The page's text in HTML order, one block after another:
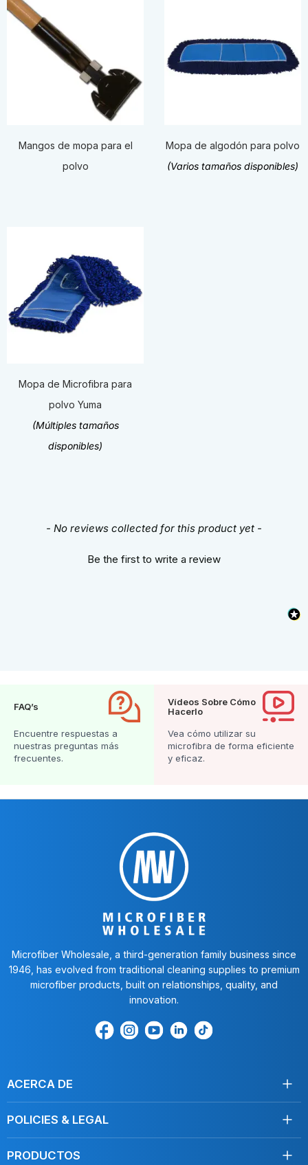
Mangos de mopa para el
polvo
Mopa de algodón para polvo
(Varios tamaños disponibles)
Mopa de Microfibra para
polvo Yuma
(Múltiples tamaños
disponibles)
- No reviews collected for this product yet -
Be the first to write a review
New content loaded
FAQ’s
Encuentre respuestas a
nuestras preguntas más
frecuentes.
Vídeos Sobre Cómo
Hacerlo
Vea cómo utilizar su
microfibra de forma eficiente
y eficaz.
Microfiber Wholesale, a third-generation family business since
1946, has evolved from traditional cleaning supplies to premium
microfiber products, built on relationships, quality, and
innovation.
Encuéntrenos
Find
Encuéntrenos
Find
ACERCA DE
POLICIES & LEGAL
PRODUCTOS